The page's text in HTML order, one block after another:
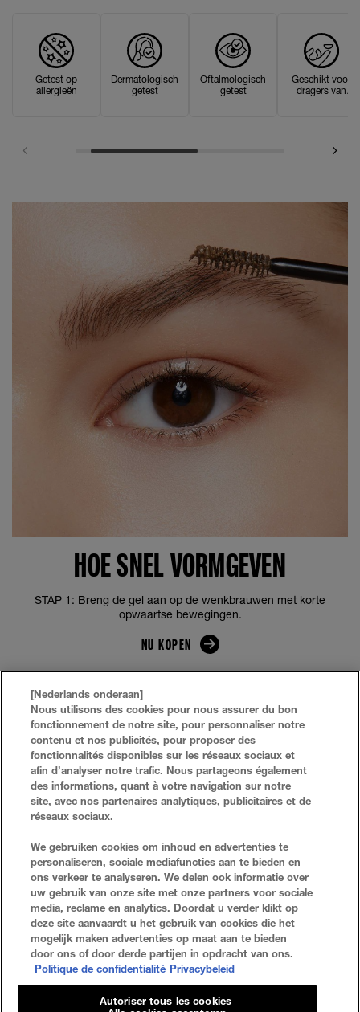
Getest op
allergieën
Dermatologisch
getest
Oftalmologisch
getest
Geschikt voor
dragers van
HOE SNEL VORMGEVEN
STAP 1: Breng de gel aan op de wenkbrauwen met korte
opwaartse bewegingen.
NU KOPEN
VEELGESTELDE VRAGEN
NEEM CONTACT MET ONS OP
ZOEKEN
SITE-OVERZICHT
Privacybeleid Algemene Voorwaarden
Cookie-Instellingen
[Nederlands onderaan]
Nous utilisons des cookies pour nous assurer du bon
fonctionnement de notre site, pour personnaliser notre
contenu et nos publicités, pour proposer des
fonctionnalités disponibles sur les réseaux sociaux et
afin d’analyser notre trafic. Nous partageons également
des informations, quant à votre navigation sur notre
site, avec nos partenaires analytiques, publicitaires et de
réseaux sociaux.
We gebruiken cookies om inhoud en advertenties te
personaliseren, sociale mediafuncties aan te bieden en
ons verkeer te analyseren. We delen ook informatie over
uw gebruik van onze site met onze partners voor sociale
media, reclame en analytics. Doordat u verder klikt op
deze site aanvaardt u het gebruik van cookies die het
mogelijk maken advertenties op maat aan te bieden
door ons of door derde partijen in opdracht van ons.
Politique de confidentialité Privacybeleid
Autoriser tous les cookies